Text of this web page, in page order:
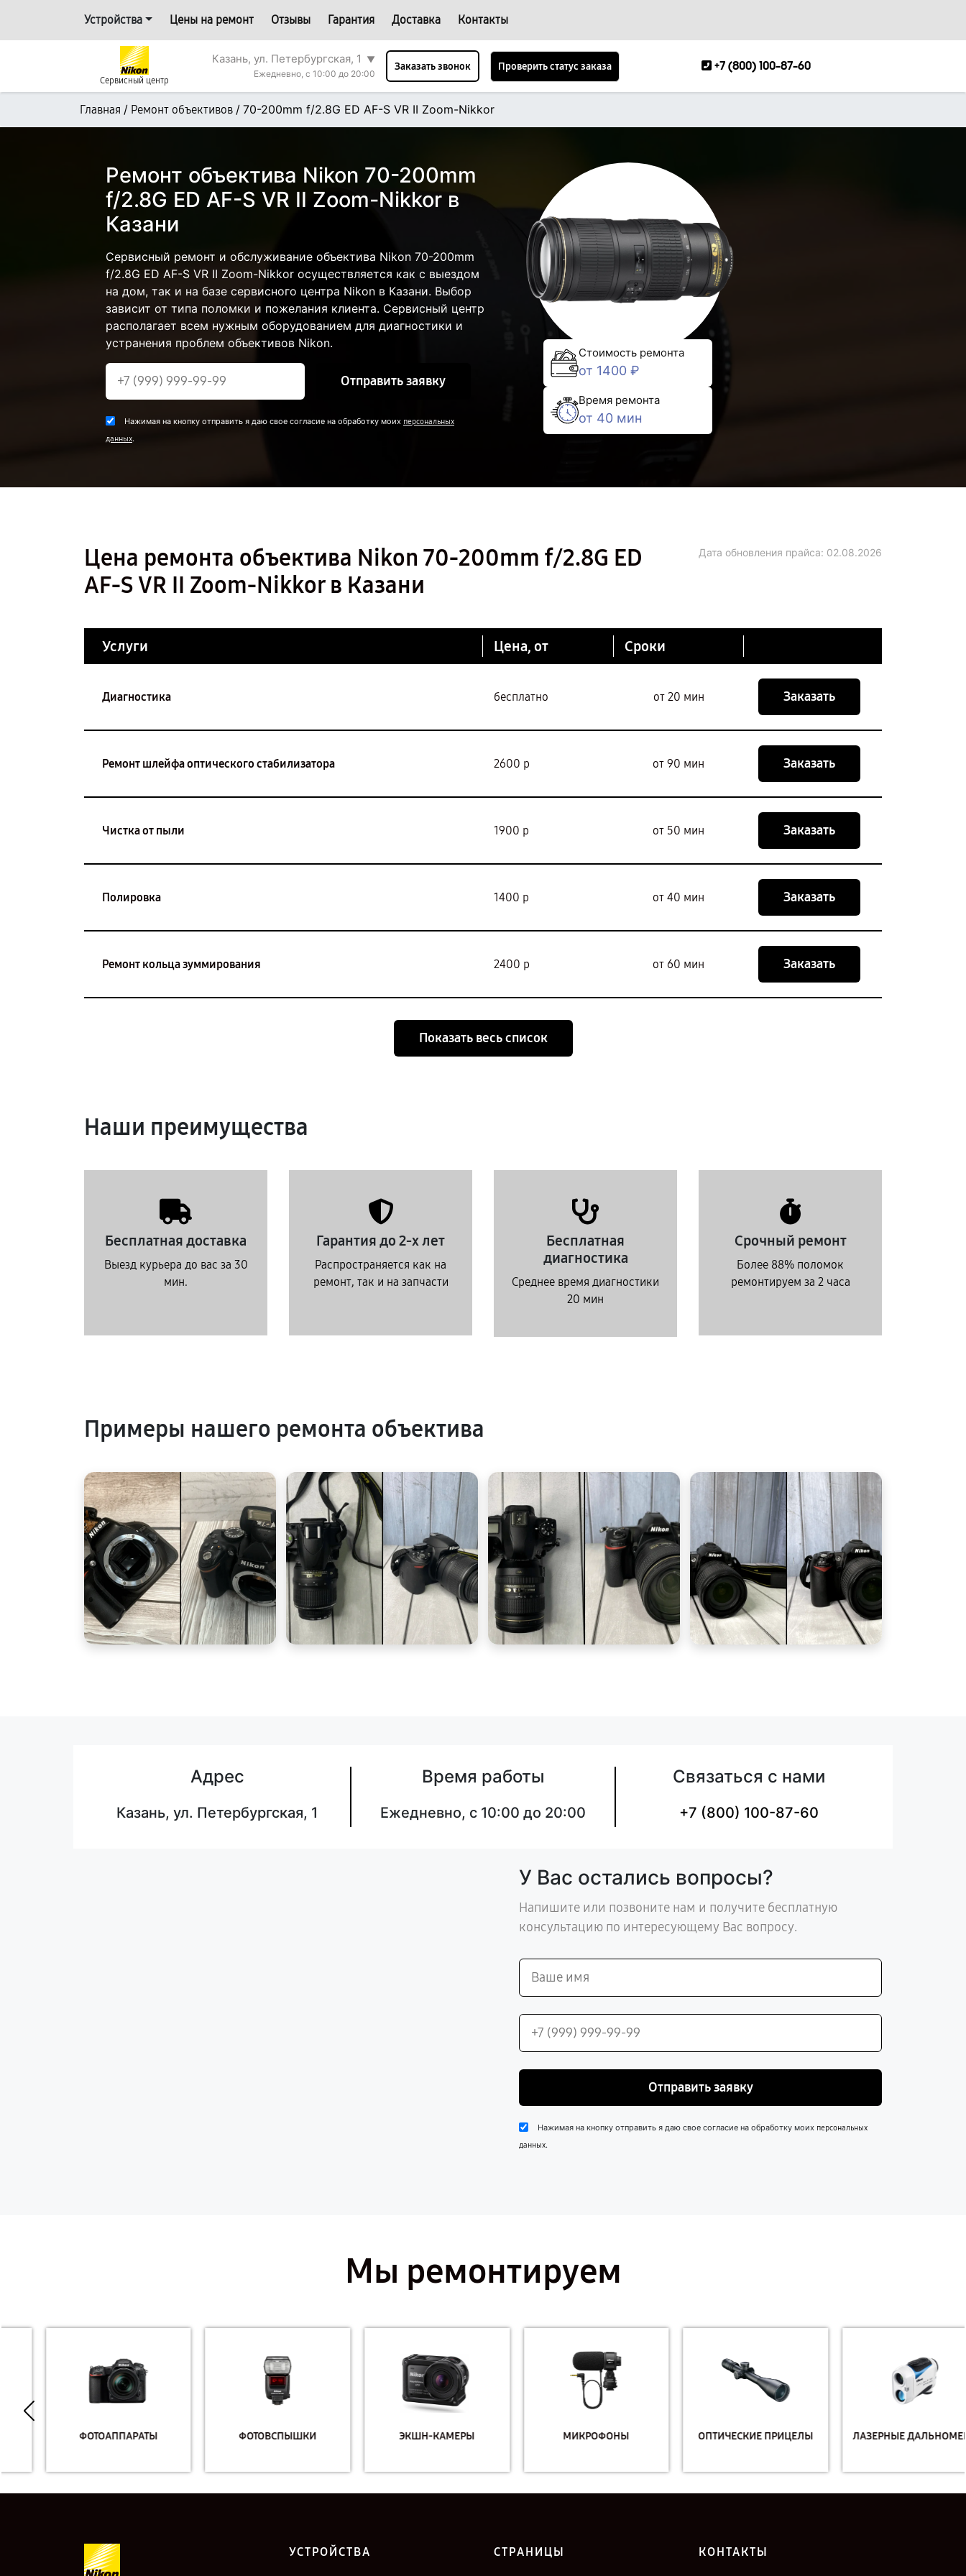
Устройства Цены на ремонт Отзывы Гарантия Доставка Контакты
Сервисный центр
Казань, ул. Петербургская, 1
▼
Ежедневно, с 10:00 до 20:00
Заказать звонок Проверить статус заказа +7 (800) 100-87-60
Главная / Ремонт объективов / 70-200mm f/2.8G ED AF-S VR II Zoom-Nikkor
Ремонт объектива Nikon 70-200mm
f/2.8G ED AF-S VR II Zoom-Nikkor в
Казани
Сервисный ремонт и обслуживание объектива Nikon 70-200mm
f/2.8G ED AF-S VR II Zoom-Nikkor осуществляется как с выездом
на дом, так и на базе сервисного центра Nikon в Казани. Выбор
зависит от типа поломки и пожелания клиента. Сервисный центр
располагает всем нужным оборудованием для диагностики и
устранения проблем объективов Nikon.
Отправить заявку
Нажимая на кнопку отправить я даю свое согласие на обработку моих персональных
данных.
Стоимость ремонта
от 1400 ₽
Время ремонта
от 40 мин
Цена ремонта объектива Nikon 70-200mm f/2.8G ED
AF-S VR II Zoom-Nikkor в Казани
Дата обновления прайса: 02.08.2026
Услуги Цена, от Сроки
Диагностика бесплатно от 20 мин Заказать
Ремонт шлейфа оптического стабилизатора 2600 р от 90 мин Заказать
Чистка от пыли 1900 р от 50 мин Заказать
Полировка 1400 р от 40 мин Заказать
Ремонт кольца зуммирования 2400 р от 60 мин Заказать
Показать весь список
Наши преимущества
Бесплатная доставка
Выезд курьера до вас за 30
мин.
Гарантия до 2-х лет
Распространяется как на
ремонт, так и на запчасти
Бесплатная
диагностика
Среднее время диагностики
20 мин
Срочный ремонт
Более 88% поломок
ремонтируем за 2 часа
Примеры нашего ремонта объектива
Адрес
Казань, ул. Петербургская, 1
Время работы
Ежедневно, с 10:00 до 20:00
Связаться с нами
+7 (800) 100-87-60
У Вас остались вопросы?
Напишите или позвоните нам и получите бесплатную
консультацию по интересующему Вас вопросу.
Отправить заявку
Нажимая на кнопку отправить я даю свое согласие на обработку моих персональных
данных.
Мы ремонтируем
ФОТОАППАРАТЫ ФОТОВСПЫШКИ ЭКШН-КАМЕРЫ МИКРОФОНЫ ОПТИЧЕСКИЕ ПРИЦЕЛЫ ЛАЗЕРНЫЕ ДАЛЬНОМЕРЫ
УСТРОЙСТВА СТРАНИЦЫ КОНТАКТЫ